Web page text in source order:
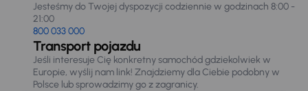
Jesteśmy do Twojej dyspozycji codziennie w godzinach 8:00 -
21:00
800 033 000
Transport pojazdu
Jeśli interesuje Cię konkretny samochód gdziekolwiek w
Europie, wyślij nam link! Znajdziemy dla Ciebie podobny w
Polsce lub sprowadzimy go z zagranicy.